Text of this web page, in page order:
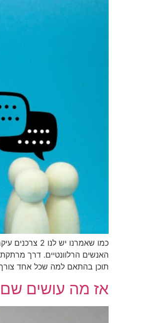
כמו שאמרנו
האנשים הרלוונטיים. דרך
תוכן בהתאם למה שכל אחד צורך,
אז מה עושים